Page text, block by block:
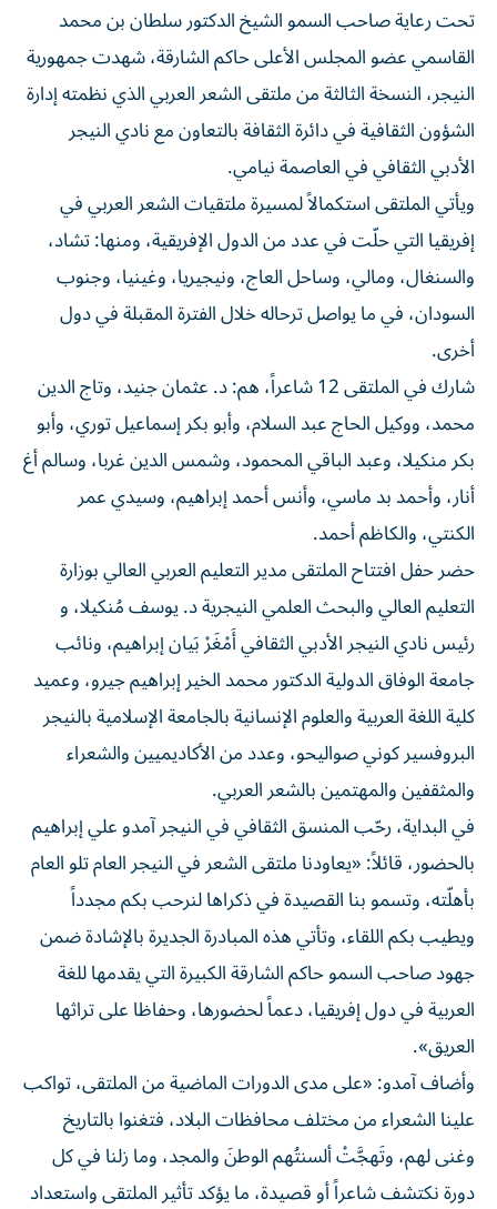
تحت رعاية صاحب السمو الشيخ الدكتور سلطان بن محمد
القاسمي عضو المجلس الأعلى حاكم الشارقة، شهدت جمهورية
النيجر، النسخة الثالثة من ملتقى الشعر العربي الذي نظمته إدارة
الشؤون الثقافية في دائرة الثقافة بالتعاون مع نادي النيجر
الأدبي الثقافي في العاصمة نيامي.
ويأتي الملتقى استكمالاً لمسيرة ملتقيات الشعر العربي في
إفريقيا التي حلّت في عدد من الدول الإفريقية، ومنها: تشاد،
والسنغال، ومالي، وساحل العاج، ونيجيريا، وغينيا، وجنوب
السودان، في ما يواصل ترحاله خلال الفترة المقبلة في دول
أخرى.
شارك في الملتقى 12 شاعراً، هم: د. عثمان جنيد، وتاج الدين
محمد، ووكيل الحاج عبد السلام، وأبو بكر إسماعيل توري، وأبو
بكر منكيلا، وعبد الباقي المحمود، وشمس الدين غربا، وسالم أغ
أنار، وأحمد بد ماسي، وأنس أحمد إبراهيم، وسيدي عمر
الكنتي، والكاظم أحمد.
حضر حفل افتتاح الملتقى مدير التعليم العربي العالي بوزارة
التعليم العالي والبحث العلمي النيجرية د. يوسف مُنكيلا، و
رئيس نادي النيجر الأدبي الثقافي أَمْغَرْ بَيان إبراهيم، ونائب
جامعة الوفاق الدولية الدكتور محمد الخير إبراهيم جيرو، وعميد
كلية اللغة العربية والعلوم الإنسانية بالجامعة الإسلامية بالنيجر
البروفسير كوني صواليحو، وعدد من الأكاديميين والشعراء
والمثقفين والمهتمين بالشعر العربي.
في البداية، رحّب المنسق الثقافي في النيجر آمدو علي إبراهيم
بالحضور، قائلاً: «يعاودنا ملتقى الشعر في النيجر العام تلو العام
بأهلّته، وتسمو بنا القصيدة في ذكراها لنرحب بكم مجدداً
ويطيب بكم اللقاء، وتأتي هذه المبادرة الجديرة بالإشادة ضمن
جهود صاحب السمو حاكم الشارقة الكبيرة التي يقدمها للغة
العربية في دول إفريقيا، دعماً لحضورها، وحفاظا على تراثها
العريق».
وأضاف آمدو: «على مدى الدورات الماضية من الملتقى، تواكب
علينا الشعراء من مختلف محافظات البلاد، فتغنوا بالتاريخ
وغنى لهم، وتَهجَّتْ ألسنتُهم الوطنَ والمجد، وما زلنا في كل
دورة نكتشف شاعراً أو قصيدة، ما يؤكد تأثير الملتقى واستعداد